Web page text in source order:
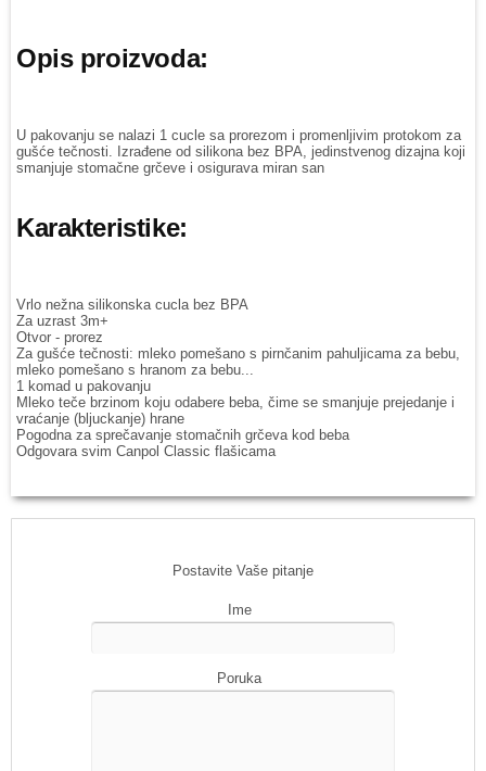
Opis proizvoda:
U pakovanju se nalazi 1 cucle sa prorezom i promenljivim protokom za
gušće tečnosti. Izrađene od silikona bez BPA, jedinstvenog dizajna koji
smanjuje stomačne grčeve i osigurava miran san
Karakteristike:
Vrlo nežna silikonska cucla bez BPA
Za uzrast 3m+
Otvor - prorez
Za gušće tečnosti: mleko pomešano s pirnčanim pahuljicama za bebu,
mleko pomešano s hranom za bebu...
1 komad u pakovanju
Mleko teče brzinom koju odabere beba, čime se smanjuje prejedanje i
vraćanje (bljuckanje) hrane
Pogodna za sprečavanje stomačnih grčeva kod beba
Odgovara svim Canpol Classic flašicama
Postavite Vaše pitanje
Ime
Poruka